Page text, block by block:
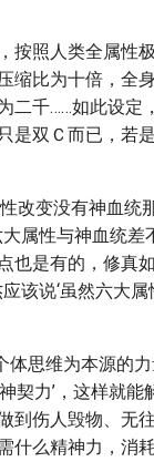
按照人类全属性
缩比为十倍，全
二千……如此设定
是双Ｃ而已，若
改变没有神血统那
属性与神血统差
也是有的，修真
该说‘虽然六大
体思维为本源的
契力’，这样就能
到伤人毁物、无
什么精神力，消